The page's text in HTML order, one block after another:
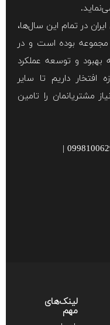
در تمام این سال‌ها،
مجموعه بوده است و در
بهبود و توسعه عملکرد
افتخار داریم تا سایر
مشتریانمان را تامین
021-91303730 | 09981006291 |
لینک‌های
مهم